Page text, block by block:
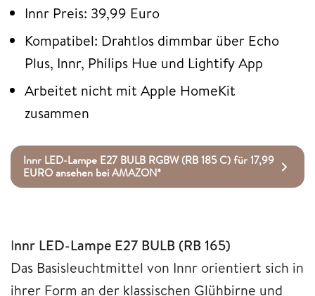
Innr Preis: 39,99 Euro
Kompatibel: Drahtlos dimmbar über Echo
Plus, Innr, Philips Hue und Lightify App
Arbeitet nicht mit Apple HomeKit
zusammen
Innr LED-Lampe E27 BULB RGBW (RB 185 C) für 17,99
EURO ansehen bei AMAZON*
Innr LED-Lampe E27 BULB (RB 165)
Das Basisleuchtmittel von Innr orientiert sich in
ihrer Form an der klassischen Glühbirne und